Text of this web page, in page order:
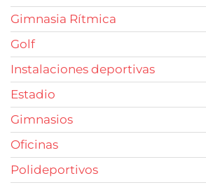
Gimnasia Rítmica
Golf
Instalaciones deportivas
Estadio
Gimnasios
Oficinas
Polideportivos